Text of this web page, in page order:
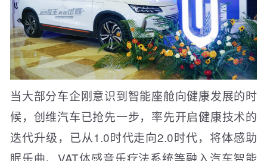
当大部分车企刚意识到智能座舱向健康发展的时
候，创维汽车已抢先一步，率先开启健康技术的
迭代升级，已从1.0时代走向2.0时代，将体感助
眠乐曲、VAT体感音乐疗法系统等融入汽车智能